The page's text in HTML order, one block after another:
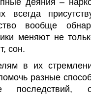
всегда
вообще
меняют не
сон.
в их
разные